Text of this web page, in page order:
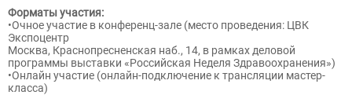
Форматы участия:
•Очное участие в конференц-зале (место проведения: ЦВК
Экспоцентр
Москва, Краснопресненская наб., 14, в рамках деловой
программы выставки «Российская Неделя Здравоохранения»)
•Онлайн участие (онлайн-подключение к трансляции мастер-
класса)